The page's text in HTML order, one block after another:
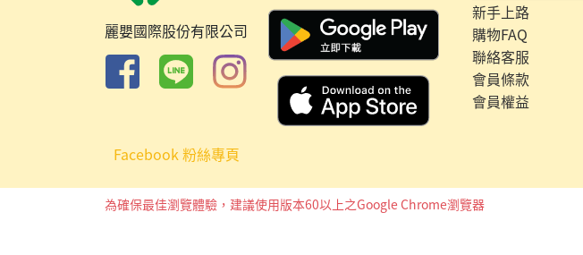
麗嬰國際股份有限公司
新手上路
購物FAQ
聯絡客服
會員條款
會員權益
Facebook 粉絲專頁
為確保最佳瀏覽體驗，建議使用版本60以上之Google Chrome瀏覽器